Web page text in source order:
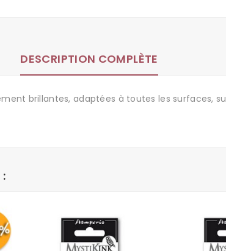
DESCRIPTION COMPLÈTE
brillantes, adaptées à toutes les surfaces,
: